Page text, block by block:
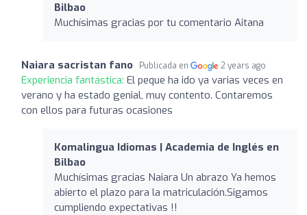
Bilbao
Muchísimas gracias por tu comentario Aitana
Naiara sacristan fano Publicada en 2 years ago
Experiencia fantástica: El peque ha ido ya varias veces en
verano y ha estado genial, muy contento. Contaremos
con ellos para futuras ocasiones
Komalingua Idiomas | Academia de Inglés en
Bilbao
Muchísimas gracias Naiara Un abrazo Ya hemos
abierto el plazo para la matriculación.Sigamos
cumpliendo expectativas !!